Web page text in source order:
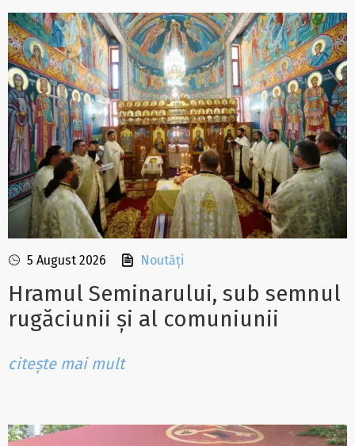
5 August 2026 Noutăți
Hramul Seminarului, sub semnul
rugăciunii și al comuniunii
citește mai mult